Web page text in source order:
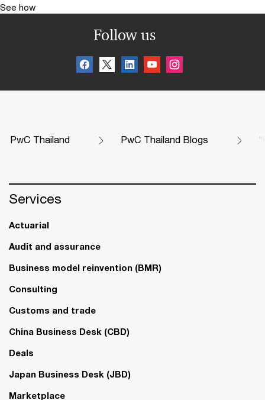
See how
Follow us
PwC Thailand PwC Thailand Blogs
Services
Actuarial
Audit and assurance
Business model reinvention (BMR)
Consulting
Customs and trade
China Business Desk (CBD)
Deals
Japan Business Desk (JBD)
Marketplace